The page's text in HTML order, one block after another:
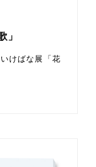
」
けばな展「花